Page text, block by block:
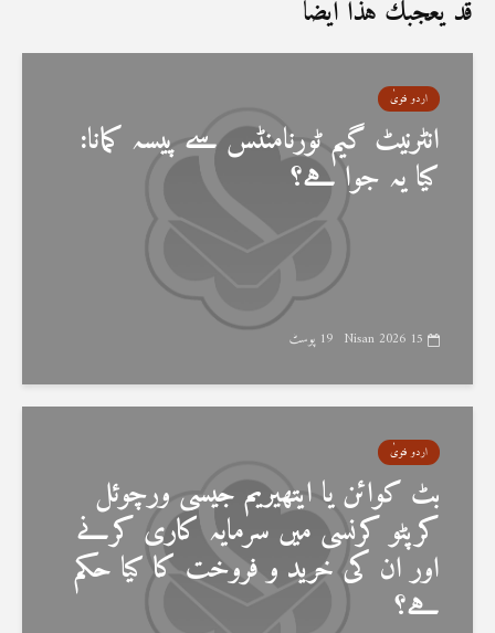
قد يعجبك هذا أيضا
اردو فتویٰ
انٹرنیٹ گیم ٹورنامنٹس سے پیسہ کمانا:
کیا یہ جوا ہے؟
15 Nisan 2026 19 پوسٹ
اردو فتویٰ
بٹ کوائن یا ایتھیریم جیسی ورچوئل
کرپٹو کرنسی میں سرمایہ کاری کرنے
اور ان کی خرید و فروخت کا کیا حکم
ہے؟